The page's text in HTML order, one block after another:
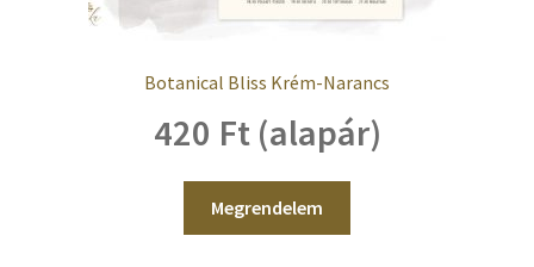
Botanical Bliss Krém-Narancs
420 Ft (alapár)
Megrendelem